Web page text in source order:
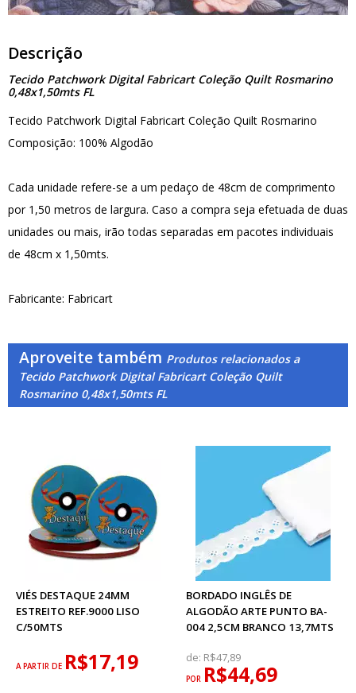
Descrição
Tecido Patchwork Digital Fabricart Coleção Quilt Rosmarino
0,48x1,50mts FL
Tecido Patchwork Digital Fabricart Coleção Quilt Rosmarino
Composição: 100% Algodão
Cada unidade refere-se a um pedaço de 48cm de comprimento
por 1,50 metros de largura. Caso a compra seja efetuada de duas
unidades ou mais, irão todas separadas em pacotes individuais
de 48cm x 1,50mts.
Fabricante: Fabricart
Aproveite também Produtos relacionados a
Tecido Patchwork Digital Fabricart Coleção Quilt
Rosmarino 0,48x1,50mts FL
VIÉS DESTAQUE 24MM
ESTREITO REF.9000 LISO
C/50MTS
A PARTIR DE R$17,19
BORDADO INGLÊS DE
ALGODÃO ARTE PUNTO BA-
004 2,5CM BRANCO 13,7MTS
de: R$47,89
POR R$44,69